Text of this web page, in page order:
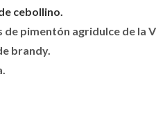
cebollino.
de pimentón agridulce de la
brandy.